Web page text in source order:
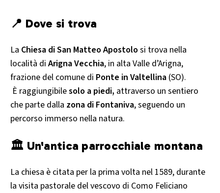
📍 Dove si trova
La Chiesa di San Matteo Apostolosi trova nella
località diArigna Vecchia, in alta Valle d’Arigna,
frazione del comune di Ponte in Valtellina (SO).
È raggiungibilesolo a piedi, attraverso un sentiero
che parte dalla zona di Fontaniva, seguendo un
percorso immerso nella natura.
🏛️ Un'antica parrocchiale montana
La chiesa è citata per la prima volta nel 1589, durante
la visita pastorale del vescovo di Como Feliciano